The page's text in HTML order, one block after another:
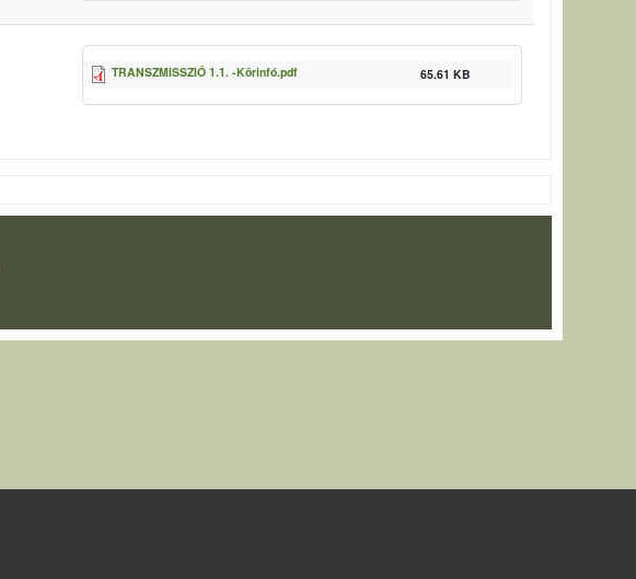
TRANSZMISSZIÓ 1.1. -Körinfó.pdf 65.61 KB